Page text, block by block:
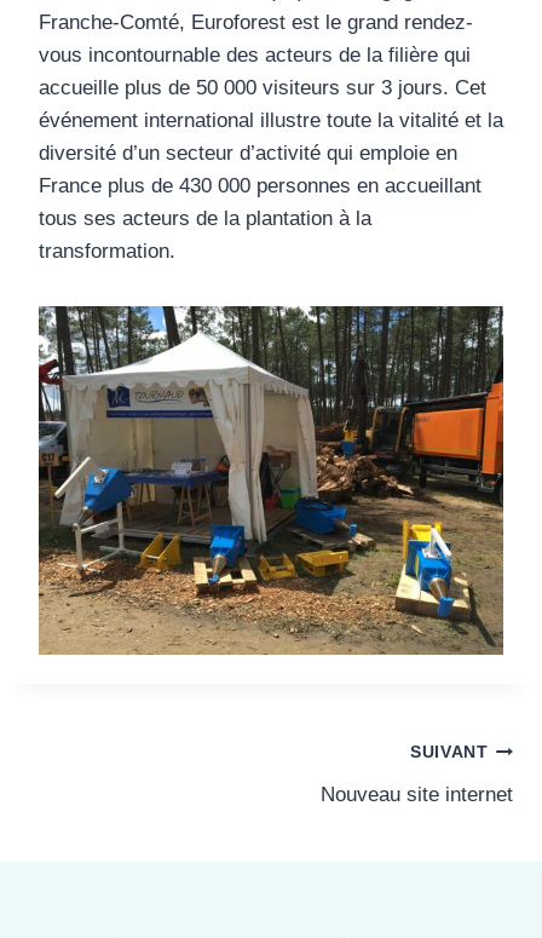
Franche-Comté, Euroforest est le grand rendez-
vous incontournable des acteurs de la filière qui
accueille plus de 50 000 visiteurs sur 3 jours. Cet
événement international illustre toute la vitalité et la
diversité d’un secteur d’activité qui emploie en
France plus de 430 000 personnes en accueillant
tous ses acteurs de la plantation à la
transformation.
SUIVANT
Nouveau site internet